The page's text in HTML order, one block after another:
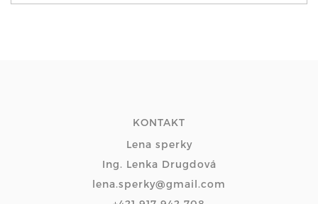
KONTAKT
Lena sperky
Ing. Lenka Drugdová
lena.sperky@gmail.com